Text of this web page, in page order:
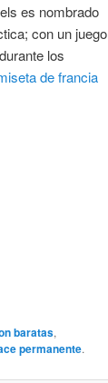
es nombrado
con un juego
los
de francia
baratas,
permanente.